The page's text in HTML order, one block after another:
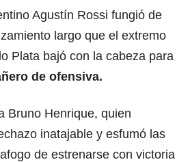
Agustín Rossi fungió de
largo que el extremo
Plata bajó con la cabeza para
de ofensiva.
Bruno Henrique, quien
inatajable y esfumó las
de estrenarse con victoria